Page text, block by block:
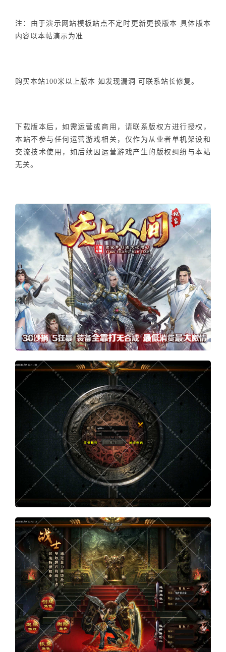
注：由于演示网站模板站点不定时更新更换版本 具体版本
内容以本帖演示为准
购买本站100米以上版本 如发现漏洞 可联系站长修复。
下载版本后，如需运营或商用，请联系版权方进行授权，
本站不参与任何运营游戏相关，仅作为从业者单机架设和
交流技术使用，如后续因运营游戏产生的版权纠纷与本站
无关。